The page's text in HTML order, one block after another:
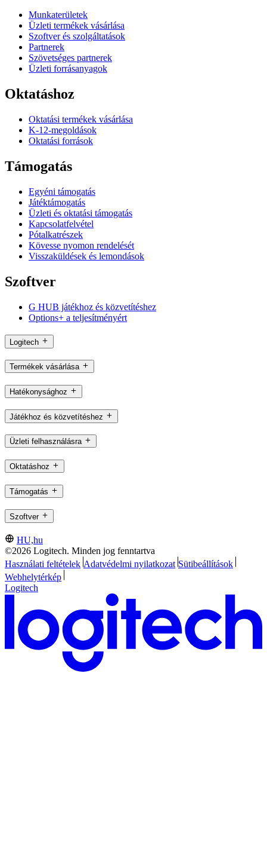
Munkaterületek
Üzleti termékek vásárlása
Szoftver és szolgáltatások
Partnerek
Szövetséges partnerek
Üzleti forrásanyagok
Oktatáshoz
Oktatási termékek vásárlása
K-12-megoldások
Oktatási források
Támogatás
Egyéni támogatás
Játéktámogatás
Üzleti és oktatási támogatás
Kapcsolatfelvétel
Pótalkatrészek
Kövesse nyomon rendelését
Visszaküldések és lemondások
Szoftver
G HUB játékhoz és közvetítéshez
Options+ a teljesítményért
Logitech
Termékek vásárlása
Hatékonysághoz
Játékhoz és közvetítéshez
Üzleti felhasználásra
Oktatáshoz
Támogatás
Szoftver
HU,hu
©2026 Logitech. Minden jog fenntartva
Használati feltételek Adatvédelmi nyilatkozat Sütibeállítások
Webhelytérkép
Logitech